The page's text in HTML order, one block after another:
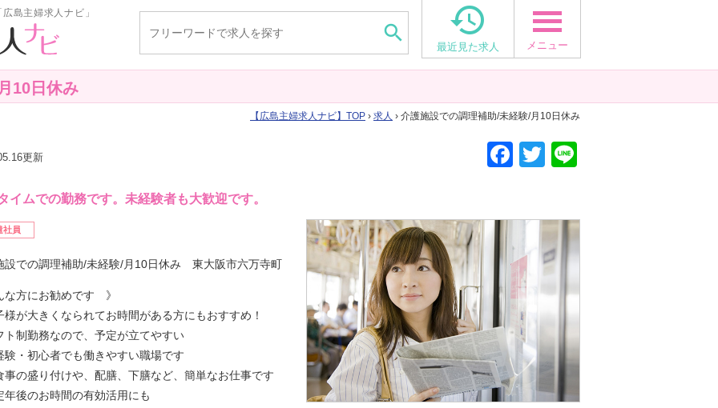
島主婦求人ナビ」
 
最近見た求人 メニュー
10日休み
広島主婦求人ナビ TOP › 求人 › 介護施設での調理補助/未経験/月10日休み
更新
イムでの勤務です。未経験者も大歓迎です。
社員
F
b
o
o
k
T
er
設での調理補助/未経験/月10日休み 東大阪市六万寺町
な方にお勧めです 》
様が大きくなられてお時間がある方にもおすすめ！
ト制勤務なので、予定が立てやすい
験・初心者でも働きやすい職場です
事の盛り付けや、配膳、下膳など、簡単なお仕事です
年後のお時間の有効活用にも